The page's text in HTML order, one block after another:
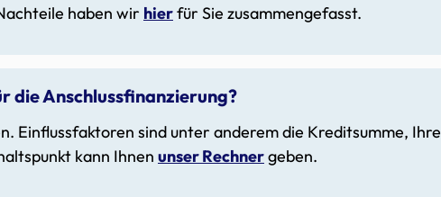
haben wir hierfür Sie zusammengefasst.
die Anschlussfinanzierung?
Einflussfaktoren sind unter anderem die Kreditsumme, Ihre
kann Ihnen unser Rechnergeben.